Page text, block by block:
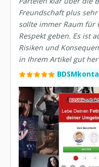
Freundschaft plus
sollte immer Raum für
Respekt geben. Es ist
Risiken und
in Ihrem Artikel gut